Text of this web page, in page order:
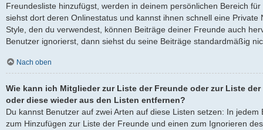
Freundesliste hinzufügst, werden in deinem persönlichen Bereich
siehst dort deren Onlinestatus und kannst ihnen schnell eine Private
Style, den du verwendest, können Beiträge deiner Freunde auch
Benutzer ignorierst, dann siehst du seine Beiträge standardmäßig
Nach oben
Wie kann ich Mitglieder zur Liste der Freunde oder zur Liste
oder diese wieder aus den Listen entfernen?
Du kannst Benutzer auf zwei Arten auf diese Listen setzen: In
zum Hinzufügen zur Liste der Freunde und einen zum Ignorieren